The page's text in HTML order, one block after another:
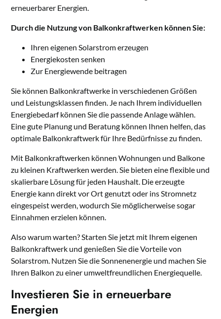
erneuerbarer Energien.
Durch die Nutzung von Balkonkraftwerken können Sie:
Ihren eigenen Solarstrom erzeugen
Energiekosten senken
Zur Energiewende beitragen
Sie können Balkonkraftwerke in verschiedenen Größen
und Leistungsklassen finden. Je nach Ihrem individuellen
Energiebedarf können Sie die passende Anlage wählen.
Eine gute Planung und Beratung können Ihnen helfen, das
optimale Balkonkraftwerk für Ihre Bedürfnisse zu finden.
Mit Balkonkraftwerken können Wohnungen und Balkone
zu kleinen Kraftwerken werden. Sie bieten eine flexible und
skalierbare Lösung für jeden Haushalt. Die erzeugte
Energie kann direkt vor Ort genutzt oder ins Stromnetz
eingespeist werden, wodurch Sie möglicherweise sogar
Einnahmen erzielen können.
Also warum warten? Starten Sie jetzt mit Ihrem eigenen
Balkonkraftwerk und genießen Sie die Vorteile von
Solarstrom. Nutzen Sie die Sonnenenergie und machen Sie
Ihren Balkon zu einer umweltfreundlichen Energiequelle.
Investieren Sie in erneuerbare
Energien